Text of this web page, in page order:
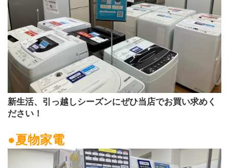
新生活、引っ越しシーズンにぜひ当店でお買い求めく
ださい！
●夏物家電